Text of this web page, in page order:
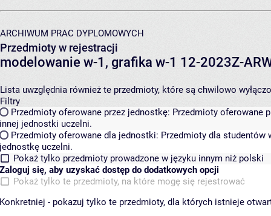
ARCHIWUM PRAC DYPLOMOWYCH
Przedmioty w rejestracji
modelowanie w-1, grafika w-1 12-2023Z-
Lista uwzględnia również te przedmioty, które są chwilowo
Filtry
Przedmioty oferowane przez jednostkę: Przedmioty oferowane
innej jednostki uczelni.
Przedmioty oferowane dla jednostki: Przedmioty dla studentów
jednostkę uczelni.
Pokaż tylko przedmioty prowadzone w języku innym niż polski
Zaloguj się, aby uzyskać dostęp do dodatkowych opcji
Pokaż tylko te przedmioty, na które mogę się rejestrować
Konkretniej - pokazuj tylko te przedmioty, dla których istnieje